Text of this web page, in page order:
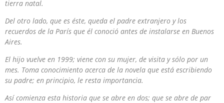
tierra natal.
Del otro lado, que es éste, queda el padre extranjero y los
recuerdos de la París que él conoció antes de instalarse en Buenos
Aires.
El hijo vuelve en 1999; viene con su mujer, de visita y sólo por un
mes. Toma conocimiento acerca de la novela que está escribiendo
su padre; en principio, le resta importancia.
Así comienza esta historia que se abre en dos; que se abre de par